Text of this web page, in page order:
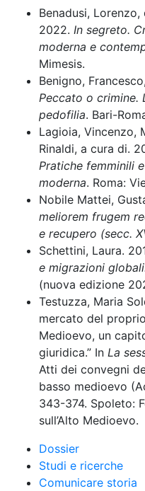
Benadusi,
2022. In segreto.
moderna e
Mimesis.
Benigno,
Peccato o crimine.
pedofilia. Bari-
Lagioia, Vincenzo,
Rinaldi, a cura di.
Pratiche femminili
moderna. Roma:
Nobile Mattei,
meliorem frugem
e recupero (secc.
Schettini, Laura.
e migrazioni
(nuova edizione
Testuzza, Maria
mercato del
Medioevo, un
giuridica.” In La
Atti dei convegni
basso medioevo
343-374. Spoleto:
sull’Alto Medioevo.
Dossier
Studi e ricerche
Comunicare storia